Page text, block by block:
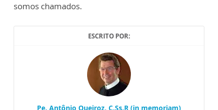
somos chamados.
ESCRITO POR:
Pe. Antônio Queiroz, C.Ss.R (in memoriam)